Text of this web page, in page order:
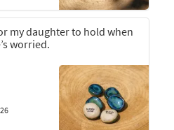
my daughter to hold when
worried.